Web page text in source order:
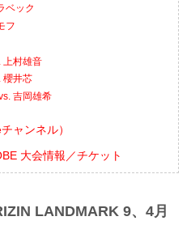
ベック
フ
上村雄音
櫻井芯
吉岡雄希
ャンネル）
大会情報／チケット
LANDMARK 9、4月